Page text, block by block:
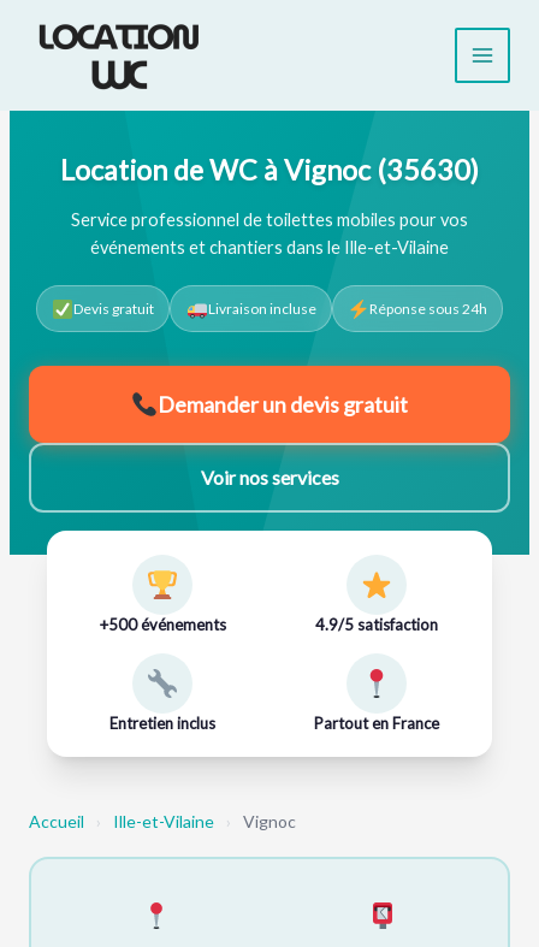
Location de WC à Vignoc (35630)
Service professionnel de toilettes mobiles pour vos
événements et chantiers dans le Ille-et-Vilaine
Devis gratuit Livraison incluse Réponse sous 24h
Demander un devis gratuit
Voir nos services
+500 événements 4.9/5 satisfaction
Entretien inclus Partout en France
Accueil › Ille-et-Vilaine › Vignoc